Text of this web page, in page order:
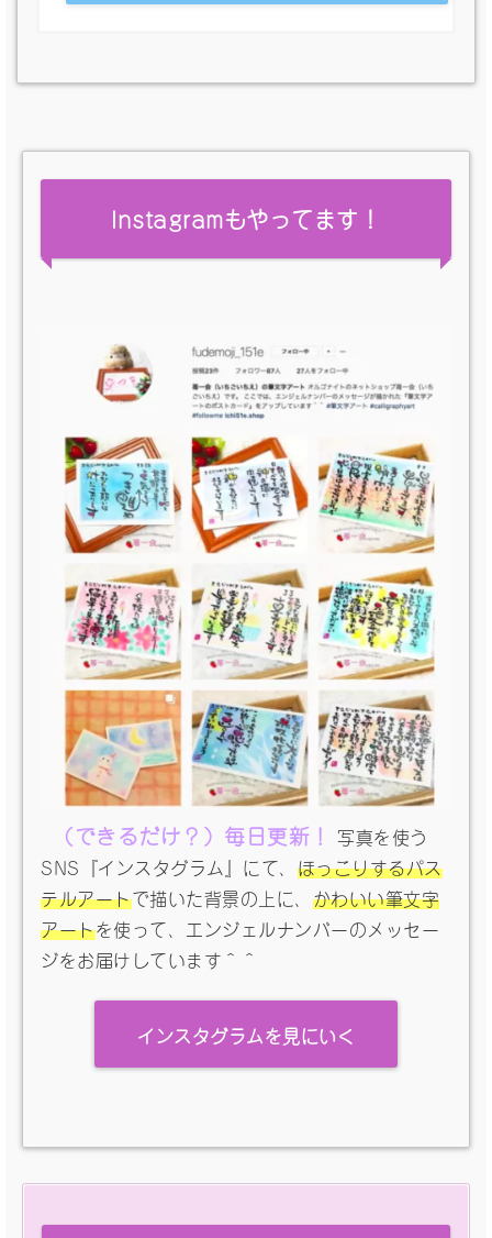
Instagramもやってます！
（できるだけ？）毎日更新！
写真を使う
SNS『インスタグラム』にて、 ほっこりするパス
テルアートで描いた背景の上に、 かわいい筆文字
アートを使って、エンジェルナンバーのメッセー
ジをお届けしています＾＾
インスタグラムを見にいく